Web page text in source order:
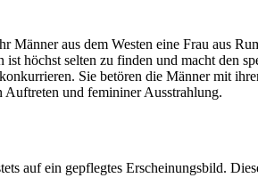
aus dem Westen eine Frau aus
höchst selten zu finden und macht den
Sie betören die Männer mit
und femininer Ausstrahlung.
auf ein gepflegtes Erscheinungsbild.